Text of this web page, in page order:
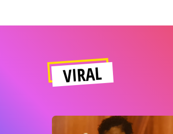
VIRAL